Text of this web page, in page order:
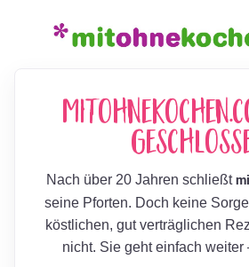
Nach über 20 Jahren schließt
seine Pforten. Doch keine
köstlichen, gut verträglichen
nicht. Sie geht einfach weiter